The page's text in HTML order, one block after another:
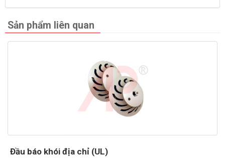
Sản phẩm liên quan
Đầu báo khói địa chỉ (UL)